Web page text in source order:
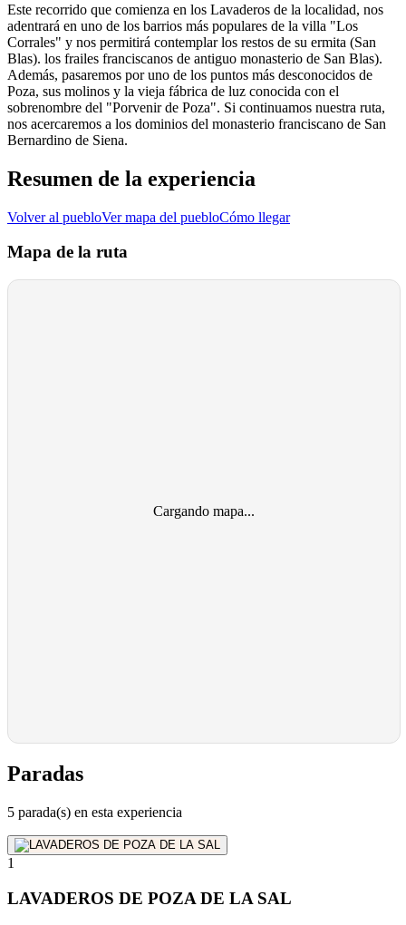
Este recorrido que comienza en los Lavaderos de la localidad, nos
adentrará en uno de los barrios más populares de la villa "Los
Corrales" y nos permitirá contemplar los restos de su ermita (San
Blas). los frailes franciscanos de antiguo monasterio de San Blas).
Además, pasaremos por uno de los puntos más desconocidos de
Poza, sus molinos y la vieja fábrica de luz conocida con el
sobrenombre del "Porvenir de Poza". Si continuamos nuestra ruta,
nos acercaremos a los dominios del monasterio franciscano de San
Bernardino de Siena.
Resumen de la experiencia
Volver al puebloVer mapa del puebloCómo llegar
Mapa de la ruta
Cargando mapa...
Paradas
5 parada(s) en esta experiencia
1
LAVADEROS DE POZA DE LA SAL